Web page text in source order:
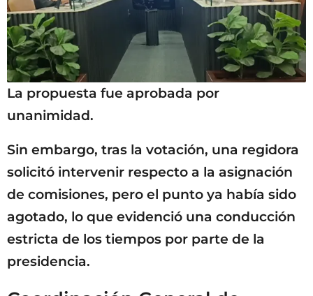
La propuesta fue aprobada por
unanimidad.
Sin embargo, tras la votación, una regidora
solicitó intervenir respecto a la asignación
de comisiones, pero el punto ya había sido
agotado, lo que evidenció una conducción
estricta de los tiempos por parte de la
presidencia.